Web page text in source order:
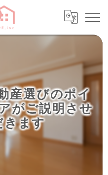
産選びのポイ
がご説明させ
きます